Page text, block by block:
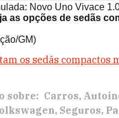
Novo Uno Vivace
as opções de sedãs
GM)
os sedãs compactos
sobre: Carros
Seguros